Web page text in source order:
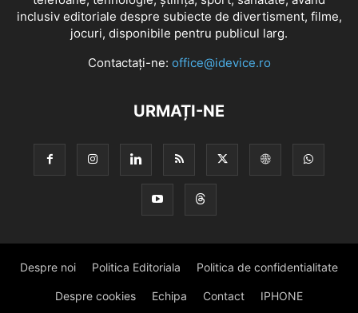
inclusiv editoriale despre subiecte de divertisment, filme,
jocuri, disponibile pentru publicul larg.
Contactați-ne: office@idevice.ro
URMAȚI-NE
Despre noi Politica Editoriala Politica de confidentialitate
Despre cookies Echipa Contact IPHONE